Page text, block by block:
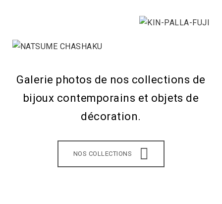
Galerie photos de nos collections de
bijoux contemporains et objets de
décoration.
NOS COLLECTIONS